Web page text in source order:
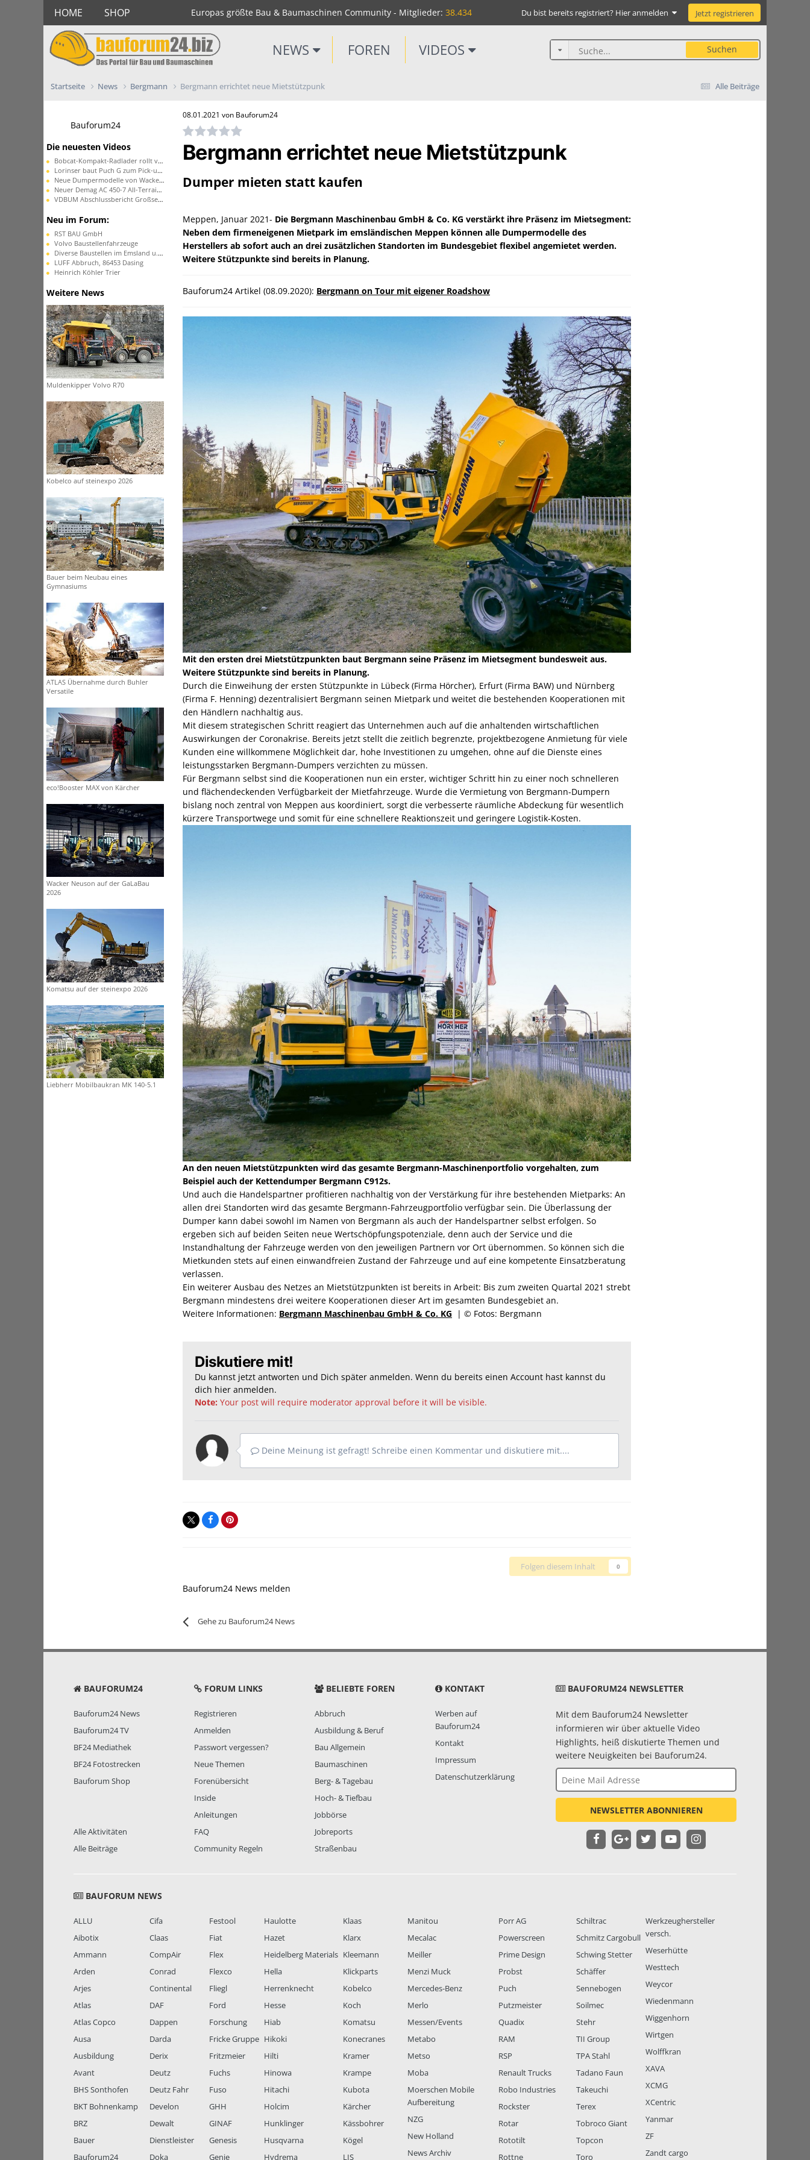
HOME SHOP Europas größte Bau & Baumaschinen Community - Mitglieder: 38.434 Du bist bereits registriert? Hier anmelden Jetzt registrieren
NEWS FOREN VIDEOS Suchen
Alle Beiträge
Startseite News Bergmann Bergmann errichtet neue Mietstützpunk
Bauforum24
Die neuesten Videos
Bobcat-Kompakt-Radlader rollt vom Band
Lorinser baut Puch G zum Pick-up um
Neue Dumpermodelle von Wacker Neuson
Neuer Demag AC 450-7 All-Terrain-Kran
VDBUM Abschlussbericht Großseminar
Neu im Forum:
RST BAU GmbH
Volvo Baustellenfahrzeuge
Diverse Baustellen im Emsland u. in Ostfriesland
LUFF Abbruch, 86453 Dasing
Heinrich Köhler Trier
Weitere News
Muldenkipper Volvo R70
Kobelco auf steinexpo 2026
Bauer beim Neubau eines
Gymnasiums
ATLAS Übernahme durch Buhler
Versatile
eco!Booster MAX von Kärcher
Wacker Neuson auf der GaLaBau
2026
Komatsu auf der steinexpo 2026
Liebherr Mobilbaukran MK 140-5.1
08.01.2021 von Bauforum24
Bergmann errichtet neue Mietstützpunk
Dumper mieten statt kaufen
Meppen, Januar 2021- Die Bergmann Maschinenbau GmbH & Co. KG verstärkt ihre Präsenz im Mietsegment:
Neben dem firmeneigenen Mietpark im emsländischen Meppen können alle Dumpermodelle des
Herstellers ab sofort auch an drei zusätzlichen Standorten im Bundesgebiet flexibel angemietet werden.
Weitere Stützpunkte sind bereits in Planung.
Bauforum24 Artikel (08.09.2020): Bergmann on Tour mit eigener Roadshow
Mit den ersten drei Mietstützpunkten baut Bergmann seine Präsenz im Mietsegment bundesweit aus.
Weitere Stützpunkte sind bereits in Planung.
Durch die Einweihung der ersten Stützpunkte in Lübeck (Firma Hörcher), Erfurt (Firma BAW) und Nürnberg
(Firma F. Henning) dezentralisiert Bergmann seinen Mietpark und weitet die bestehenden Kooperationen mit
den Händlern nachhaltig aus.
Mit diesem strategischen Schritt reagiert das Unternehmen auch auf die anhaltenden wirtschaftlichen
Auswirkungen der Coronakrise. Bereits jetzt stellt die zeitlich begrenzte, projektbezogene Anmietung für viele
Kunden eine willkommene Möglichkeit dar, hohe Investitionen zu umgehen, ohne auf die Dienste eines
leistungsstarken Bergmann-Dumpers verzichten zu müssen.
Für Bergmann selbst sind die Kooperationen nun ein erster, wichtiger Schritt hin zu einer noch schnelleren
und flächendeckenden Verfügbarkeit der Mietfahrzeuge. Wurde die Vermietung von Bergmann-Dumpern
bislang noch zentral von Meppen aus koordiniert, sorgt die verbesserte räumliche Abdeckung für wesentlich
kürzere Transportwege und somit für eine schnellere Reaktionszeit und geringere Logistik-Kosten.
An den neuen Mietstützpunkten wird das gesamte Bergmann-Maschinenportfolio vorgehalten, zum
Beispiel auch der Kettendumper Bergmann C912s.
Und auch die Handelspartner profitieren nachhaltig von der Verstärkung für ihre bestehenden Mietparks: An
allen drei Standorten wird das gesamte Bergmann-Fahrzeugportfolio verfügbar sein. Die Überlassung der
Dumper kann dabei sowohl im Namen von Bergmann als auch der Handelspartner selbst erfolgen. So
ergeben sich auf beiden Seiten neue Wertschöpfungspotenziale, denn auch der Service und die
Instandhaltung der Fahrzeuge werden von den jeweiligen Partnern vor Ort übernommen. So können sich die
Mietkunden stets auf einen einwandfreien Zustand der Fahrzeuge und auf eine kompetente Einsatzberatung
verlassen.
Ein weiterer Ausbau des Netzes an Mietstützpunkten ist bereits in Arbeit: Bis zum zweiten Quartal 2021 strebt
Bergmann mindestens drei weitere Kooperationen dieser Art im gesamten Bundesgebiet an.
Weitere Informationen: Bergmann Maschinenbau GmbH & Co. KG | © Fotos: Bergmann
Diskutiere mit!
Du kannst jetzt antworten und Dich später anmelden. Wenn du bereits einen Account hast kannst du
dich hier anmelden.
Note: Your post will require moderator approval before it will be visible.
Deine Meinung ist gefragt! Schreibe einen Kommentar und diskutiere mit....
Folgen diesem Inhalt 0
Bauforum24 News melden
Gehe zu Bauforum24 News
BAUFORUM24
Bauforum24 News
Bauforum24 TV
BF24 Mediathek
BF24 Fotostrecken
Bauforum Shop
Alle Aktivitäten
Alle Beiträge
FORUM LINKS
Registrieren
Anmelden
Passwort vergessen?
Neue Themen
Forenübersicht
Inside
Anleitungen
FAQ
Community Regeln
BELIEBTE FOREN
Abbruch
Ausbildung & Beruf
Bau Allgemein
Baumaschinen
Berg- & Tagebau
Hoch- & Tiefbau
Jobbörse
Jobreports
Straßenbau
KONTAKT
Werben auf
Bauforum24
Kontakt
Impressum
Datenschutzerklärung
BAUFORUM24 NEWSLETTER
Mit dem Bauforum24 Newsletter
informieren wir über aktuelle Video
Highlights, heiß diskutierte Themen und
weitere Neuigkeiten bei Bauforum24.
NEWSLETTER ABONNIEREN
BAUFORUM NEWS
ALLU
Aibotix
Ammann
Arden
Arjes
Atlas
Atlas Copco
Ausa
Ausbildung
Avant
BHS Sonthofen
BKT Bohnenkamp
BRZ
Bauer
Bauforum24
Cifa
Claas
CompAir
Conrad
Continental
DAF
Dappen
Darda
Derix
Deutz
Deutz Fahr
Develon
Dewalt
Dienstleister
Doka
Festool
Fiat
Flex
Flexco
Fliegl
Ford
Forschung
Fricke Gruppe
Fritzmeier
Fuchs
Fuso
GHH
GINAF
Genesis
Genie
Haulotte
Hazet
Heidelberg Materials
Hella
Herrenknecht
Hesse
Hiab
Hikoki
Hilti
Hinowa
Hitachi
Holcim
Hunklinger
Husqvarna
Hydrema
Klaas
Klarx
Kleemann
Klickparts
Kobelco
Koch
Komatsu
Konecranes
Kramer
Krampe
Kubota
Kärcher
Kässbohrer
Kögel
LIS
Manitou
Mecalac
Meiller
Menzi Muck
Mercedes-Benz
Merlo
Messen/Events
Metabo
Metso
Moba
Moerschen Mobile
Aufbereitung
NZG
New Holland
News Archiv
Porr AG
Powerscreen
Prime Design
Probst
Puch
Putzmeister
Quadix
RAM
RSP
Renault Trucks
Robo Industries
Rockster
Rotar
Rototilt
Rottne
Schiltrac
Schmitz Cargobull
Schwing Stetter
Schäffer
Sennebogen
Soilmec
Stehr
TII Group
TPA Stahl
Tadano Faun
Takeuchi
Terex
Tobroco Giant
Topcon
Toro
Werkzeughersteller
versch.
Weserhütte
Westtech
Weycor
Wiedenmann
Wiggenhorn
Wirtgen
Wolffkran
XAVA
XCMG
XCentric
Yanmar
ZF
Zandt cargo